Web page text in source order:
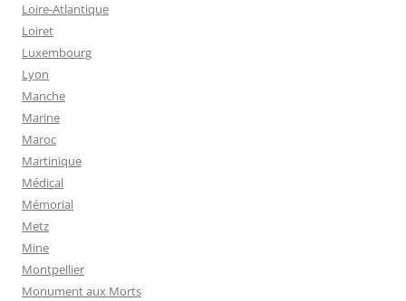
Loire-Atlantique
Loiret
Luxembourg
Lyon
Manche
Marine
Maroc
Martinique
Médical
Mémorial
Metz
Mine
Montpellier
Monument aux Morts